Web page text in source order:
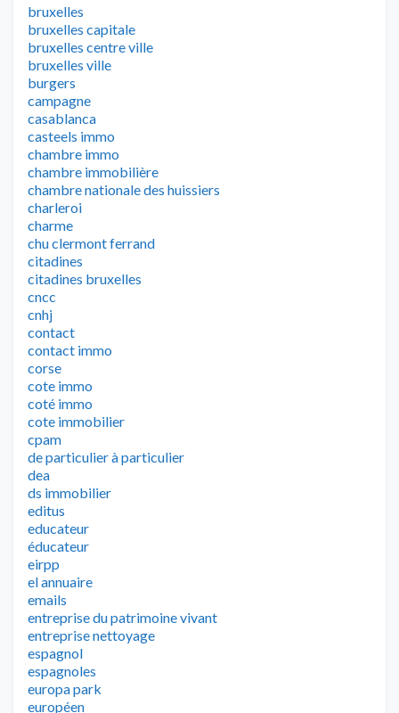
bruxelles
bruxelles capitale
bruxelles centre ville
bruxelles ville
burgers
campagne
casablanca
casteels immo
chambre immo
chambre immobilière
chambre nationale des huissiers
charleroi
charme
chu clermont ferrand
citadines
citadines bruxelles
cncc
cnhj
contact
contact immo
corse
cote immo
coté immo
cote immobilier
cpam
de particulier à particulier
dea
ds immobilier
editus
educateur
éducateur
eirpp
el annuaire
emails
entreprise du patrimoine vivant
entreprise nettoyage
espagnol
espagnoles
europa park
européen